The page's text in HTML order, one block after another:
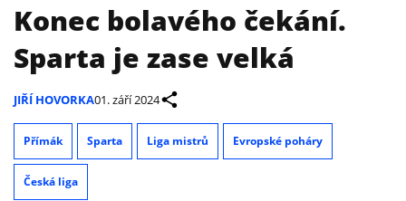
Konec bolavého čekání.
Sparta je zase velká
JIŘÍ HOVORKA01. září 2024
Přímák Sparta Liga mistrů Evropské poháry
Česká liga